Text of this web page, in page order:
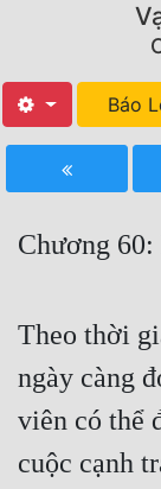
Tất Cả
Hậu Cung
Truyện Convert
Truyện Dịch
Truyện Nhập Môn
Báo
Chương
Theo thời
ngày càng
viên có thể
cuộc cạnh